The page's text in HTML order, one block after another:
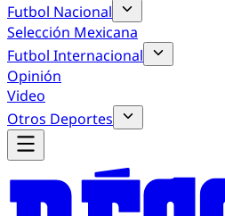
Futbol Nacional
Selección Mexicana
Futbol Internacional
Opinión
Video
Otros Deportes